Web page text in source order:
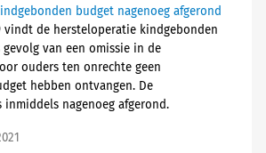
budget nagenoeg afgerond
vindt de hersteloperatie kindgebonden
van een omissie in de
ouders ten onrechte geen
hebben ontvangen. De
inmiddels nagenoeg afgerond.